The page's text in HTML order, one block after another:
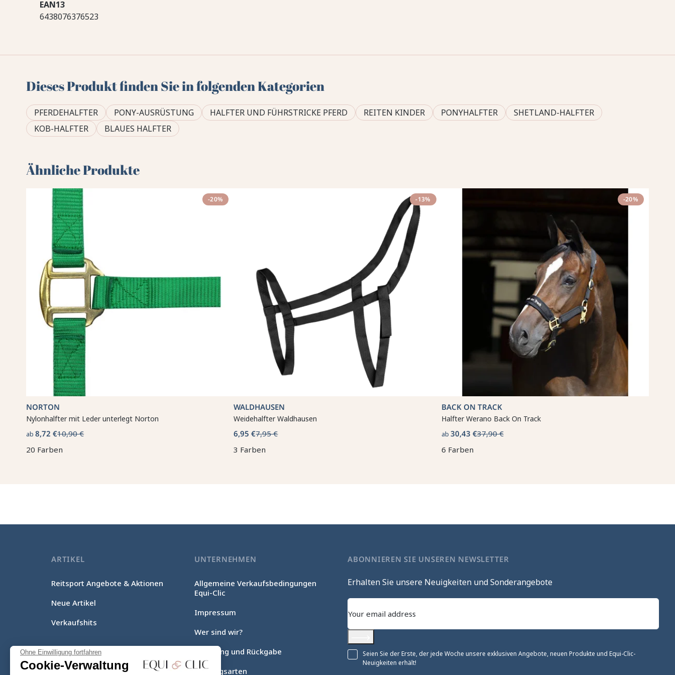
Ohne Einwilligung fortfahren
Cookie-Verwaltung
EAN13
6438076376523
Dieses Produkt finden Sie in folgenden Kategorien
PFERDEHALFTER PONY-AUSRÜSTUNG HALFTER UND FÜHRSTRICKE PFERD REITEN KINDER PONYHALFTER
SHETLAND-HALFTER
KOB-HALFTER
BLAUES HALFTER
Ähnliche Produkte
-20%
NORTON
Nylonhalfter mit Leder unterlegt Norton
ab8,72 €10,90 €
20 Farben
-13%
WALDHAUSEN
Weidehalfter Waldhausen
6,95 €7,95 €
3 Farben
-20%
BACK ON TRACK
Halfter Werano Back On Track
ab 30,43 €37,90 €
6 Farben
ARTIKEL
Reitsport Angebote & Aktionen
Neue Artikel
Verkaufshits
UNTERNEHMEN
Allgemeine Verkaufsbedingungen
Equi-Clic
Impressum
Wer sind wir?
Lieferung und Rückgabe
Zahlungsarten
ABONNIEREN SIE UNSEREN NEWSLETTER
Erhalten Sie unsere Neuigkeiten und Sonderangebote
Abonnieren
Seien Sie der Erste, der jede Woche unsere exklusiven Angebote, neuen Produkte und Equi-Clic-
Neuigkeiten erhält!